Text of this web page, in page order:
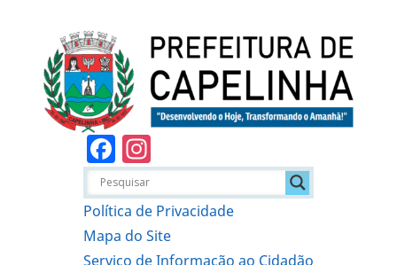
Facebook
Política de Privacidade
Mapa do Site
Serviço de Informação ao Cidadão